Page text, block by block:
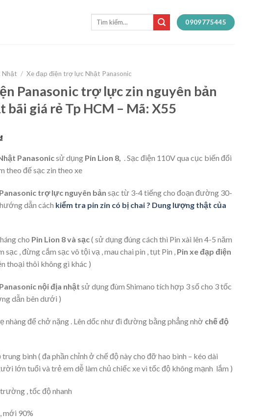
Tìm
0909775445
Nhật / Xe đạp điện trợ lực Nhật Panasonic
Panasonic trợ lực zin nguyên bản
bãi giá rẻ Tp HCM – Mã: X55
Panasonicsử dụng Pin Lion 8,
. Sạc điện 110V qua cục biến đổi
theo đế sạc zin theo xe
trợ lực nguyên bản sạc từ 3-4 tiếng cho đoạn đường 30-
dẫn cách kiểm tra pin zin có bị chai ? Dung lượng thật của
cho Pin Lion 8 và sạc( sử dụng đúng cách thì Pin xài lên 4-5 năm
sạc , đừng cắm sạc vô tội vạ , mau chai pin , tụt Pin , Pin xe đạp điện
thoại thôi không gì khác )
nội địa nhật sử dụng đùm Shimano tích hợp 3 số cho 3 tốc
dẫn bên dưới )
nhàng để chở nặng . Lên dốc như đi đường bằng phẳng nhờ chế độ
trung bình ( đa phần chỉnh ở chế độ này cho đỡ hao bình – kéo dài
lớn tuổi và trẻ em dễ làm chủ chiếc xe vì tốc độ không mạnh lắm )
, tốc độ nhanh
mới 90%